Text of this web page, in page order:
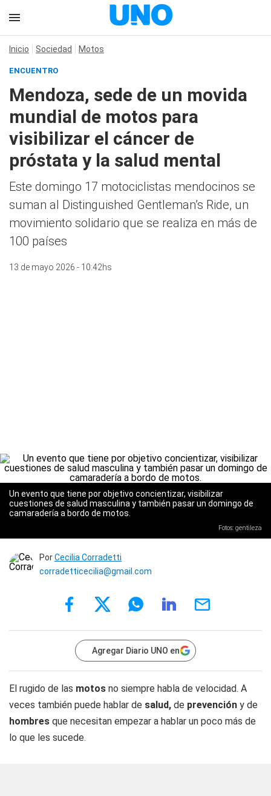
Inicio Sociedad Motos
ENCUENTRO
Mendoza, sede de un movida
mundial de motos para
visibilizar el cáncer de
próstata y la salud mental
Este domingo 17 motociclistas mendocinos se
suman al Distinguished Gentleman’s Ride, un
movimiento solidario que se realiza en más de
100 países
13 de mayo 2026 - 10:42hs
Un evento que tiene por objetivo concientizar, visibilizar
cuestiones de salud masculina y también pasar un domingo de
camaradería a bordo de motos.
Fotos: gentileza
PorCecilia Corradetti
corradetticecilia@gmail.com
Agregar Diario UNO en
El rugido de las motos no siempre habla de velocidad. A
veces también puede hablar de salud, de prevención y de
hombres que necesitan empezar a hablar un poco más de
lo que les sucede.